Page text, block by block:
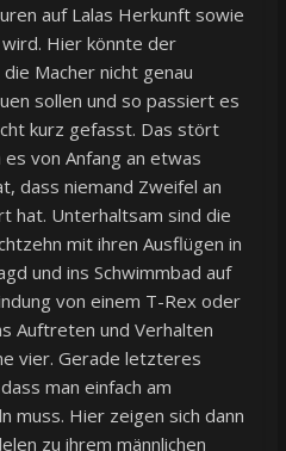
auf Lalas Herkunft sowie
Hier könnte der
Macher nicht genau
sollen und so passiert es
kurz gefasst. Das stört
von Anfang an etwas
dass niemand Zweifel an
hat. Unterhaltsam sind die
mit ihren Ausflügen in
und ins Schwimmbad auf
von einem T-Rex oder
Auftreten und Verhalten
vier. Gerade letzteres
man einfach am
muss. Hier zeigen sich dann
zu ihrem männlichen